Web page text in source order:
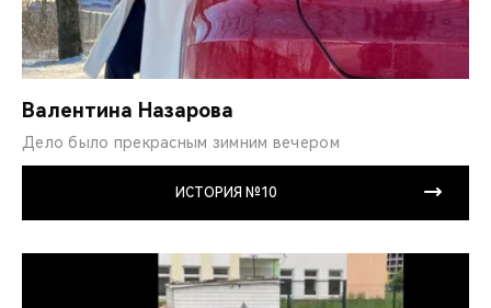
Валентина Назарова
Дело было прекрасным зимним вечером
ИСТОРИЯ №10